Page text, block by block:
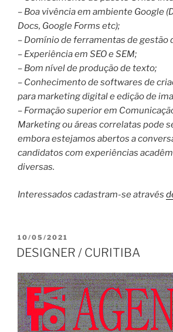
– Boa vivência em ambiente Google
Docs, Google Forms etc);
– Domínio de ferramentas de gestão
– Experiência em SEO e SEM;
– Bom nível de produção de texto;
– Conhecimento de softwares de
para marketing digital e edição de
– Formação superior em
Marketing ou áreas correlatas pode
embora estejamos abertos a
candidatos com experiências
diversas.
Interessados cadastram-se através
PUBLICADO
EM
10/05/2021
DESIGNER / CURITIBA